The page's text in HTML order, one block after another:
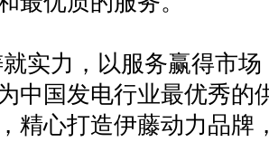
实力，以服务赢得市场
中国发电行业最优秀的
精心打造伊藤动力品牌